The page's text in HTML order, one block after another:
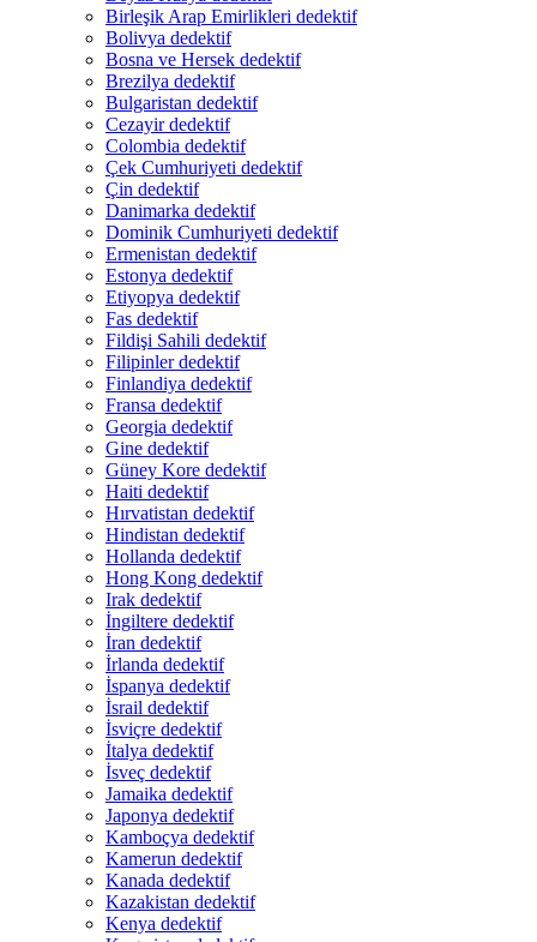
Birleşik Arap Emirlikleri dedektif
Bolivya dedektif
Bosna ve Hersek dedektif
Brezilya dedektif
Bulgaristan dedektif
Cezayir dedektif
Colombia dedektif
Çek Cumhuriyeti dedektif
Çin dedektif
Danimarka dedektif
Dominik Cumhuriyeti dedektif
Ermenistan dedektif
Estonya dedektif
Etiyopya dedektif
Fas dedektif
Fildişi Sahili dedektif
Filipinler dedektif
Finlandiya dedektif
Fransa dedektif
Georgia dedektif
Gine dedektif
Güney Kore dedektif
Haiti dedektif
Hırvatistan dedektif
Hindistan dedektif
Hollanda dedektif
Hong Kong dedektif
Irak dedektif
İngiltere dedektif
İran dedektif
İrlanda dedektif
İspanya dedektif
İsrail dedektif
İsviçre dedektif
İtalya dedektif
İsveç dedektif
Jamaika dedektif
Japonya dedektif
Kamboçya dedektif
Kamerun dedektif
Kanada dedektif
Kazakistan dedektif
Kenya dedektif